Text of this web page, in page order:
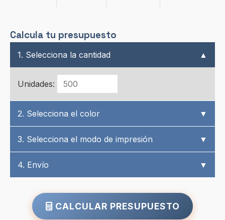
Calcula tu presupuesto
1. Selecciona la cantidad ▲
Unidades:
2. Selecciona el color ▼
3. Selecciona el modo de impresión ▼
4. Envío ▼
CALCULAR PRESUPUESTO